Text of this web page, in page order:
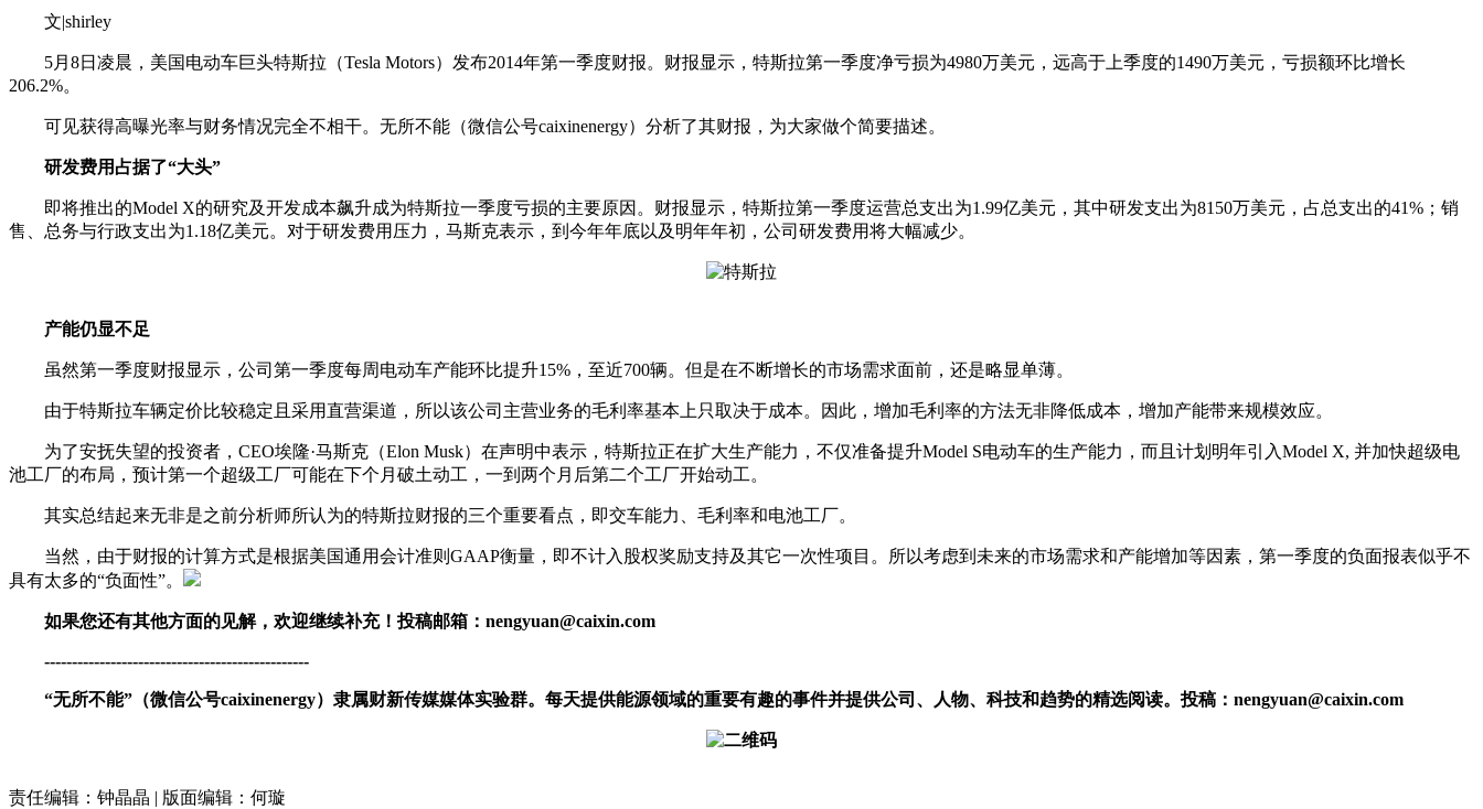
文|shirley
5月8日凌晨，美国电动车巨头特斯拉（Tesla Motors）发布2014年第一季度财报。财报显示，特斯拉第一季度净亏损为4980万美元，远高于上季度的1490万美元，亏损额环比增长
206.2%。
可见获得高曝光率与财务情况完全不相干。无所不能（微信公号caixinenergy）分析了其财报，为大家做个简要描述。
研发费用占据了“大头”
即将推出的Model X的研究及开发成本飙升成为特斯拉一季度亏损的主要原因。财报显示，特斯拉第一季度运营总支出为1.99亿美元，其中研发支出为8150万美元，占总支出的41%；销
售、总务与行政支出为1.18亿美元。对于研发费用压力，马斯克表示，到今年年底以及明年年初，公司研发费用将大幅减少。
产能仍显不足
虽然第一季度财报显示，公司第一季度每周电动车产能环比提升15%，至近700辆。但是在不断增长的市场需求面前，还是略显单薄。
由于特斯拉车辆定价比较稳定且采用直营渠道，所以该公司主营业务的毛利率基本上只取决于成本。因此，增加毛利率的方法无非降低成本，增加产能带来规模效应。
为了安抚失望的投资者，CEO埃隆·马斯克（Elon Musk）在声明中表示，特斯拉正在扩大生产能力，不仅准备提升Model S电动车的生产能力，而且计划明年引入Model X, 并加快超级电
池工厂的布局，预计第一个超级工厂可能在下个月破土动工，一到两个月后第二个工厂开始动工。
其实总结起来无非是之前分析师所认为的特斯拉财报的三个重要看点，即交车能力、毛利率和电池工厂。
当然，由于财报的计算方式是根据美国通用会计准则GAAP衡量，即不计入股权奖励支持及其它一次性项目。所以考虑到未来的市场需求和产能增加等因素，第一季度的负面报表似乎不
具有太多的“负面性”。
如果您还有其他方面的见解，欢迎继续补充！投稿邮箱：nengyuan@caixin.com
------------------------------------------------
“无所不能”（微信公号caixinenergy）隶属财新传媒媒体实验群。每天提供能源领域的重要有趣的事件并提供公司、人物、科技和趋势的精选阅读。投稿：nengyuan@caixin.com
责任编辑：钟晶晶 | 版面编辑：何璇